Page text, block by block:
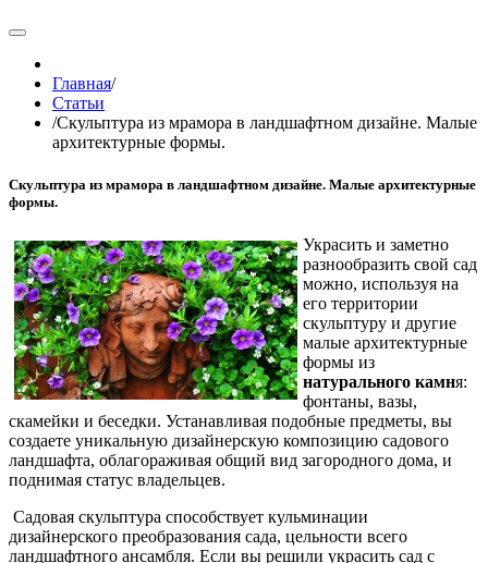
Главная/
Статьи
/Скульптура из мрамора в ландшафтном дизайне. Малые
архитектурные формы.
Скульптура из мрамора в ландшафтном дизайне. Малые архитектурные
формы.
Украсить и заметно
разнообразить свой сад
можно, используя на
его территории
скульптуру и другие
малые архитектурные
формы из
натурального камня:
фонтаны, вазы,
скамейки и беседки. Устанавливая подобные предметы, вы
создаете уникальную дизайнерскую композицию садового
ландшафта, облагораживая общий вид загородного дома, и
поднимая статус владельцев.
Садовая скульптура способствует кульминации
дизайнерского преобразования сада, цельности всего
ландшафтного ансамбля. Если вы решили украсить сад с